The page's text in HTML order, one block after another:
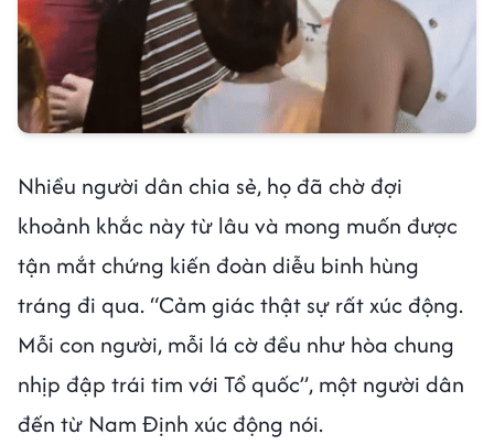
Nhiều người dân chia sẻ, họ đã chờ đợi
khoảnh khắc này từ lâu và mong muốn được
tận mắt chứng kiến đoàn diễu binh hùng
tráng đi qua. “Cảm giác thật sự rất xúc động.
Mỗi con người, mỗi lá cờ đều như hòa chung
nhịp đập trái tim với Tổ quốc”, một người dân
đến từ Nam Định xúc động nói.